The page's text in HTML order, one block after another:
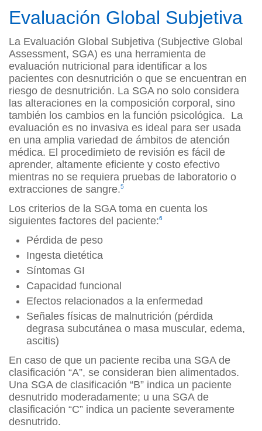
Evaluación Global Subjetiva
La Evaluación Global Subjetiva (Subjective Global
Assessment, SGA) es una herramienta de
evaluación nutricional para identificar a los
pacientes con desnutrición o que se encuentran en
riesgo de desnutrición. La SGA no solo considera
las alteraciones en la composición corporal, sino
también los cambios en la función psicológica. La
evaluación es no invasiva es ideal para ser usada
en una amplia variedad de ámbitos de atención
médica. El procedimieto de revisión es fácil de
aprender, altamente eficiente y costo efectivo
mientras no se requiera pruebas de laboratorio o
extracciones de sangre.5
Los criterios de la SGA toma en cuenta los
siguientes factores del paciente:6
Pérdida de peso
Ingesta dietética
Síntomas GI
Capacidad funcional
Efectos relacionados a la enfermedad
Señales físicas de malnutrición (pérdida
degrasa subcutánea o masa muscular, edema,
ascitis)
En caso de que un paciente reciba una SGA de
clasificación “A”, se consideran bien alimentados.
Una SGA de clasificación “B” indica un paciente
desnutrido moderadamente; u una SGA de
clasificación “C” indica un paciente severamente
desnutrido.